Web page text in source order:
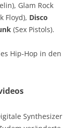
Glam Rock
Floyd), Disco
(Sex Pistols).
Hip-Hop in den
Synthesizer